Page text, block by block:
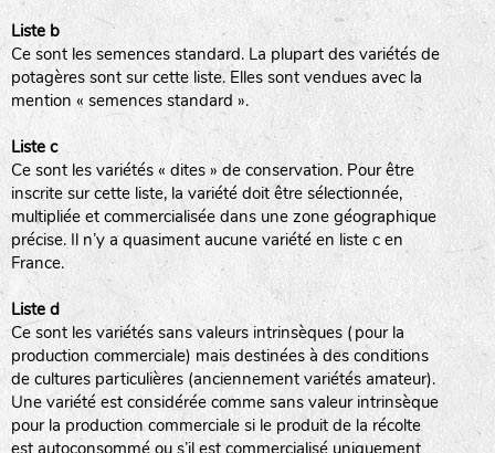
Liste b
Ce sont les semences standard. La plupart des variétés de
potagères sont sur cette liste. Elles sont vendues avec la
mention « semences standard ».
Liste c
Ce sont les variétés « dites » de conservation. Pour être
inscrite sur cette liste, la variété doit être sélectionnée,
multipliée et commercialisée dans une zone géographique
précise. Il n’y a quasiment aucune variété en liste c en
France.
Liste d
Ce sont les variétés sans valeurs intrinsèques (pour la
production commerciale) mais destinées à des conditions
de cultures particulières (anciennement variétés amateur).
Une variété est considérée comme sans valeur intrinsèque
pour la production commerciale si le produit de la récolte
est autoconsommé ou s’il est commercialisé uniquement